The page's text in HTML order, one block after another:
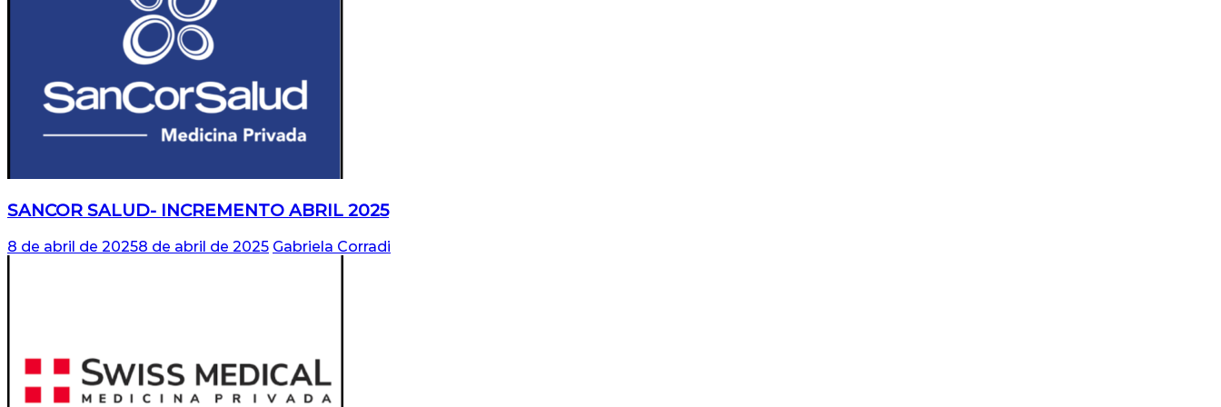
SANCOR SALUD- INCREMENTO ABRIL 2025
8 de abril de 20258 de abril de 2025 Gabriela Corradi